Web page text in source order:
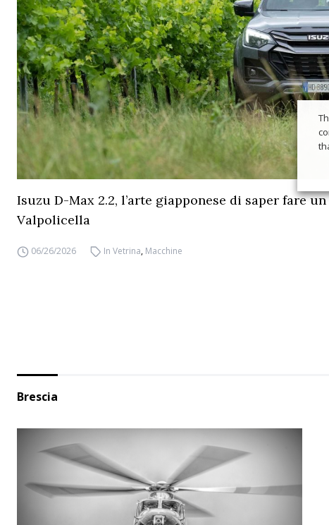
Isuzu D-Max 2.2, l’arte giapponese di saper fare
Valpolicella
06/26/2026 In Vetrina, Macchine
Brescia